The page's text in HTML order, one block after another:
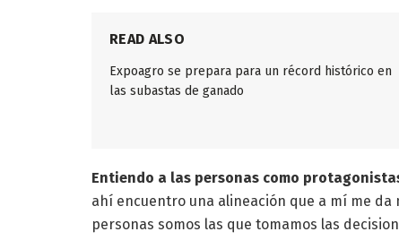
READ ALSO
Expoagro se prepara para un récord histórico en
las subastas de ganado
Entiendo a las personas como
ahí encuentro una alineación que a mí me da
personas somos las que tomamos las